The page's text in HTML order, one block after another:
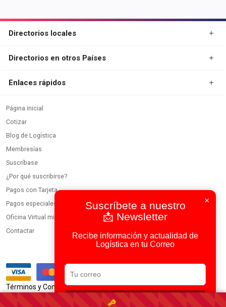
×
Suscríbete a nuestro
📩 Newsletter
Recibe información y actualidad de
Logística en tu Correo
Suscribirse
Directorios locales
Directorios en otros Países
Enlaces rápidos
Página inicial
Cotizar
Blog de Logística
Membresías
Suscríbase
¿Por qué suscribirse?
Pagos con Tarjeta
Pagos especiales
Oficina Virtual miembros
Contactar
Términos y Condiciones|Política de Privacidad
Usamos IA en todos nuestros procesos